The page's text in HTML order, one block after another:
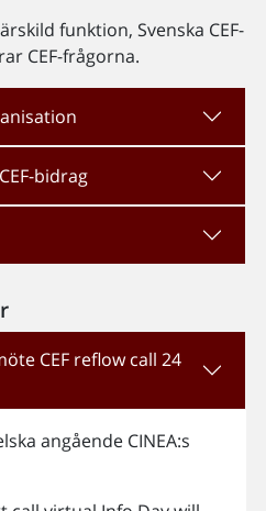
funktion, Svenska CEF-
CEF-frågorna.
bidrag
CEF reflow call 24
angående CINEA:s